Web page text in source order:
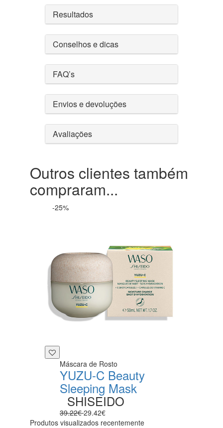
Resultados
Conselhos e dicas
FAQ’s
Envios e devoluções
Avaliações
Outros clientes também
compraram...
-25%
Máscara de Rosto
YUZU-C Beauty
Sleeping Mask
SHISEIDO
39.22€29.42€
Produtos visualizados recentemente